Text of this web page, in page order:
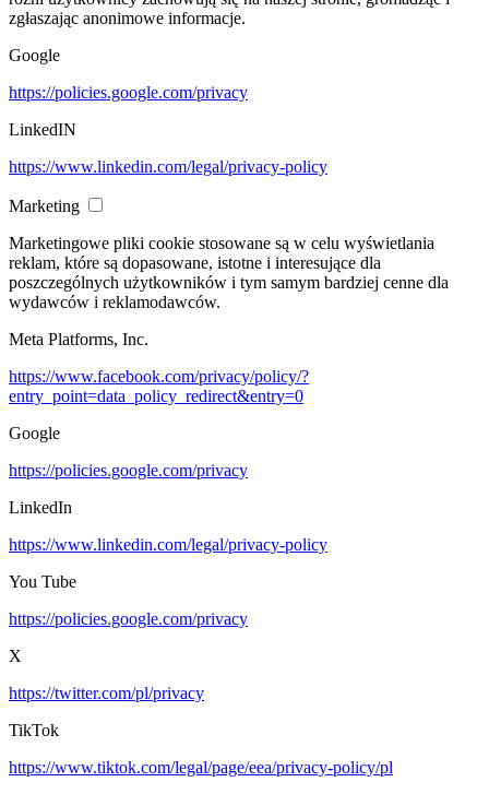
zgłaszając anonimowe informacje.
Google
https://policies.google.com/privacy
LinkedIN
https://www.linkedin.com/legal/privacy-policy
Marketing
Marketingowe pliki cookie stosowane są w celu wyświetlania
reklam, które są dopasowane, istotne i interesujące dla
poszczególnych użytkowników i tym samym bardziej cenne dla
wydawców i reklamodawców.
Meta Platforms, Inc.
https://www.facebook.com/privacy/policy/?
entry_point=data_policy_redirect&entry=0
Google
https://policies.google.com/privacy
LinkedIn
https://www.linkedin.com/legal/privacy-policy
You Tube
https://policies.google.com/privacy
X
https://twitter.com/pl/privacy
TikTok
https://www.tiktok.com/legal/page/eea/privacy-policy/pl